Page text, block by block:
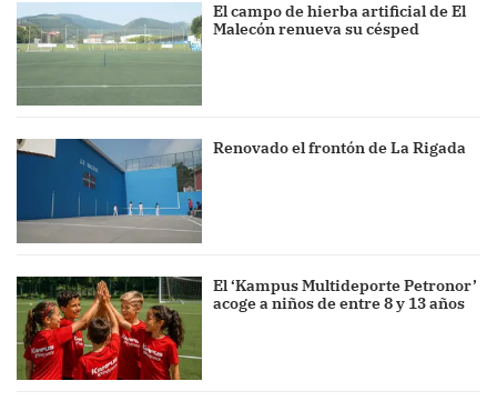
El campo de hierba artificial de El
Malecón renueva su césped
Renovado el frontón de La Rigada
El ‘Kampus Multideporte Petronor’
acoge a niños de entre 8 y 13 años